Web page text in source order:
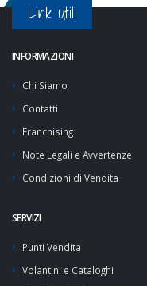
Link Utili
INFORMAZIONI
Chi Siamo
Contatti
Franchising
Note Legali e Avvertenze
Condizioni di Vendita
SERVIZI
Punti Vendita
Volantini e Cataloghi